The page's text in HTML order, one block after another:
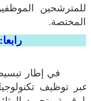
للمترشحين
المختصة.
رابعا:
في إطار تبسيط
عبر توظيف